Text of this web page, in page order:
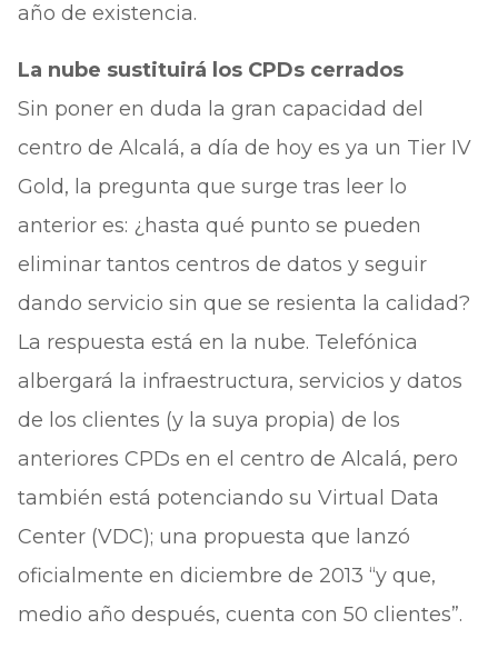
año de existencia.
La nube sustituirá los CPDs cerrados
Sin poner en duda la gran capacidad del
centro de Alcalá, a día de hoy es ya un Tier IV
Gold, la pregunta que surge tras leer lo
anterior es: ¿hasta qué punto se pueden
eliminar tantos centros de datos y seguir
dando servicio sin que se resienta la calidad?
La respuesta está en la nube. Telefónica
albergará la infraestructura, servicios y datos
de los clientes (y la suya propia) de los
anteriores CPDs en el centro de Alcalá, pero
también está potenciando su Virtual Data
Center (VDC); una propuesta que lanzó
oficialmente en diciembre de 2013 “y que,
medio año después, cuenta con 50 clientes”.